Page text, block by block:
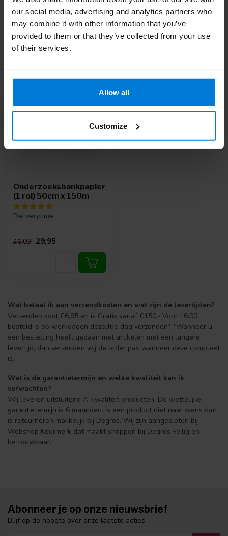
our social media, advertising and analytics partners who
may combine it with other information that you’ve
provided to them or that they’ve collected from your use
of their services.
Allow all
Customize
Of heb je hulp nodig bij je bestelling? Neem contact op via
mail met onzeKlantenserviceof bel+31 (0)30 203 59 02
Onderzoeksbankpapier
(1 rol) 50cm x 150m
Deliverytime
46,03 29,95
Wat betaal ik aan verzendkosten en wat zijn de levertijden?
Verzenden kost €6,95 en is Gratis vanaf €150,- Voor 16:00
besteld is op werkdagen dezelfde dag verzonden* *Wanneer u
een bestelling heeft gedaan met artikelen met een langere
levertijd, dan verzenden wij de order pas wanneer deze compleet
is.
Wat is de garantietermijn en welke kwaliteit kan ik
verwachten?
Wij leveren uitsluitend A-kwaliteit producten. De wettelijke
garantietermijn is 6 maanden. Is een product niet naar wens dan
is retourneren makkelijk bij Degros. Wij zijn aangesloten bij
Webshop Keurmerk dat maakt shoppen bij Degros veilig en
betrouwbaar.
Abonneer je op onze nieuwsbrief
Blijf op de hoogte over onze laatste acties